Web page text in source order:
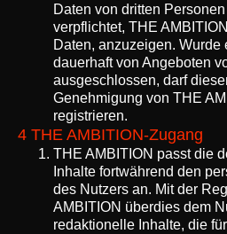
Daten von dritten
verpflichtet, THE
Daten, anzuzeigen. Wurde
dauerhaft von Angeboten
ausgeschlossen, darf
Genehmigung von THE
registrieren.
4 THE AMBITION-Zugang
THE AMBITION passt die
Inhalte fortwährend den
des Nutzers an. Mit der
AMBITION überdies dem
redaktionelle Inhalte, die